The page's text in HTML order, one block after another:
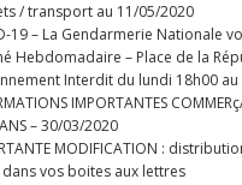
/ transport au 11/05/2020
19 – La Gendarmerie Nationale
Hebdomadaire – Place de la
Interdit du lundi 18h00
IMPORTANTES
– 30/03/2020
MODIFICATION :
dans vos boites aux lettres